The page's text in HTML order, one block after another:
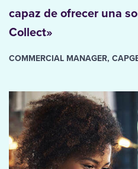
capaz de ofrecer una
Collect»
COMMERCIAL MANAGER,